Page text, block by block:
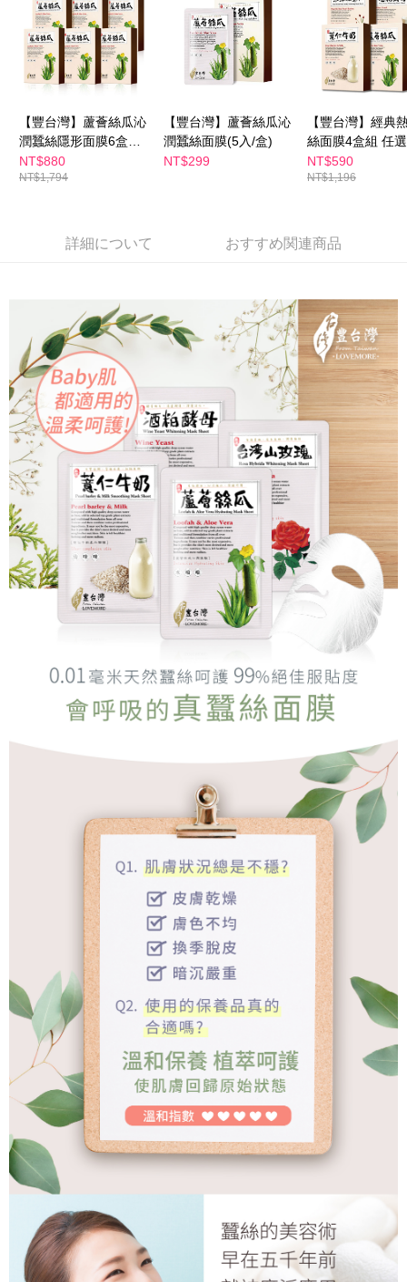
三、利用規約「AFTEE代金後払い」（以下当サービスという）はネットプ
ロテクションズ（以下 AFTEE という）が提供し、AFTEEが代金を徴収し
ます。当サービスご利用の際に提供しなければならない個人情報（注文者
の氏名、電話番号、受取人の氏名、電話番号、受取人住所を含むがこれに
限らない）は、AFTEEに渡され当サービスで必要な範囲内で利用されま
ームページの『個人情報の収集、処理及び利用に関する声明』をご参照く
ださい（ https://aftee.tw/privacypolicy/ ）。
AFTEEの初回ご利用の際に、審査を通過すれば、最高額がNT$10,000にな
ります。支払い期限を過ぎた場合、その金額に基づいて年利20%の遅延滞
個人情報の処理、利用について疑問がある、または関連する法律の権利を
理、利用を許可することににご同意いただけない場合は、当サービスを選
択しないでください。
配送毎にNT$100、NT$600以上で送料無料
離島配送
配送毎にNT$150、NT$1,500以上で送料無料
【豐台灣】蘆薈絲瓜沁
潤蠶絲隱形面膜6盒組#
曬後舒緩 #保濕
NT$880
NT$1,794
【豐台灣】蘆薈絲瓜沁
潤蠶絲面膜(5入/盒)
NT$299
【豐台灣】經典
絲面膜4盒組 任
玫瑰/薏仁牛奶/蘆
瓜/酒粕酵母)
NT$590
NT$1,196
詳細について おすすめ関連商品